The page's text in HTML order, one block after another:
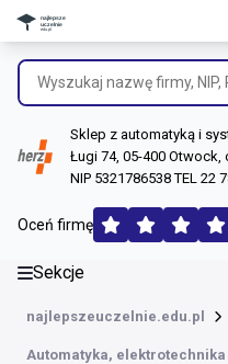
Sklep z automatyką i
Ługi 74, 05-400
NIP 5321786538 TEL 22
Oceń firmę
Sekcje
najlepszeuczelnie.edu.pl
Automatyka,
Informacje o firmie
Dane rejestrowe
Lokalizacje
Opinie (146)